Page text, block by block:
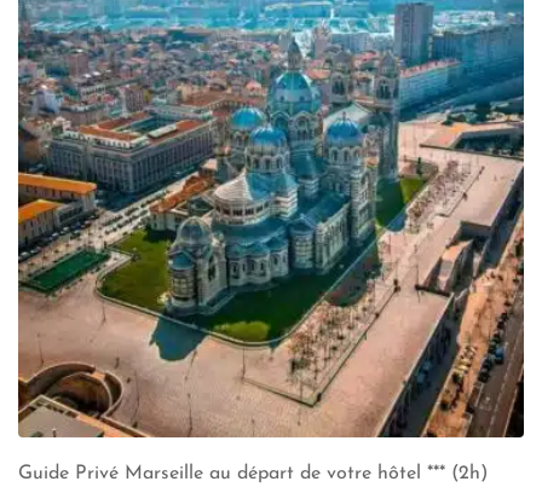
Guide Privé Marseille au départ de votre hôtel *** (2h)